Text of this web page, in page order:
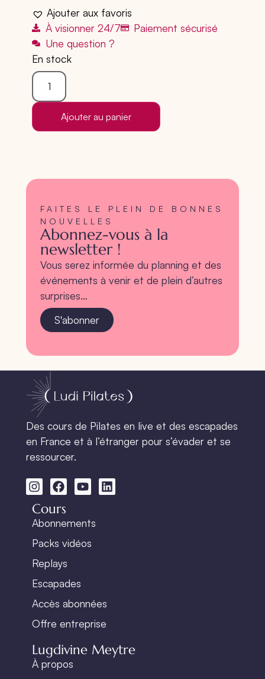
Ajouter aux favoris
À visionner 24/7
Paiement sécurisé
Une question ?
En stock
Ajouter au panier
FAITES LE PLEIN DE BONNES
NOUVELLES
Abonnez-vous à la
newsletter !
Vous serez informée du planning et des
événements à venir et de plein d’autres
surprises…
S'abonner
Des cours de Pilates en live et des escapades
en France et à l’étranger pour s’évader et se
ressourcer.
Cours
Abonnements
Packs vidéos
Replays
Escapades
Accès abonnées
Offre entreprise
Lugdivine Meytre
À propos